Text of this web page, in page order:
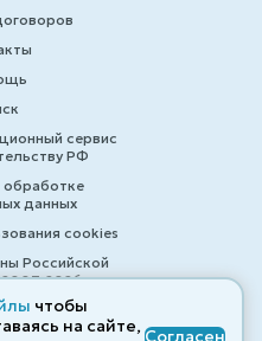
сервис
РФ
обработке
данных
cookies
Российской
2026
чтобы
на сайте, Согласен